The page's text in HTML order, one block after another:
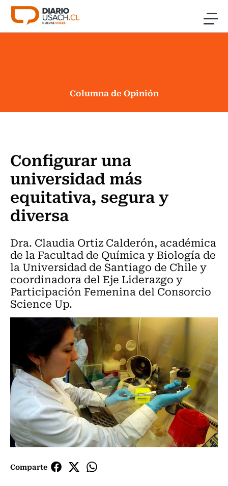
Click acá para ir directamente al contenido
Columna de Opinión
Configurar una
universidad más
equitativa, segura y
diversa
Dra. Claudia Ortiz Calderón, académica
de la Facultad de Química y Biología de
la Universidad de Santiago de Chile y
coordinadora del Eje Liderazgo y
Participación Femenina del Consorcio
Science Up.
Comparte